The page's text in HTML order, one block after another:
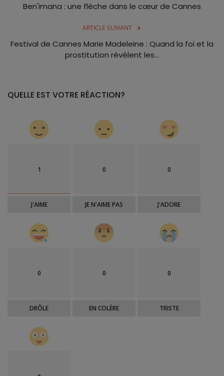
Ben'imana : une flèche dans le cœur de Cannes
ARTICLE SUIVANT
Festival de Cannes Marie Madeleine : Quand la foi et la
prostitution révèlent les...
QUELLE EST VOTRE RÉACTION?
1
J'AIME
0
JE N'AIME PAS
0
J'ADORE
0
DRÔLE
0
EN COLÈRE
0
TRISTE